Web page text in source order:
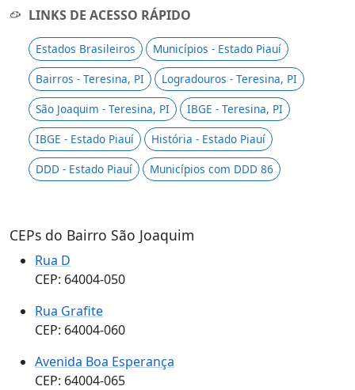
LINKS DE ACESSO RÁPIDO
Estados Brasileiros
Municípios - Estado Piauí
Bairros - Teresina, PI
Logradouros - Teresina, PI
São Joaquim - Teresina, PI
IBGE - Teresina, PI
IBGE - Estado Piauí
História - Estado Piauí
DDD - Estado Piauí
Municípios com DDD 86
CEPs do Bairro São Joaquim
Rua D
CEP: 64004-050
Rua Grafite
CEP: 64004-060
Avenida Boa Esperança
CEP: 64004-065